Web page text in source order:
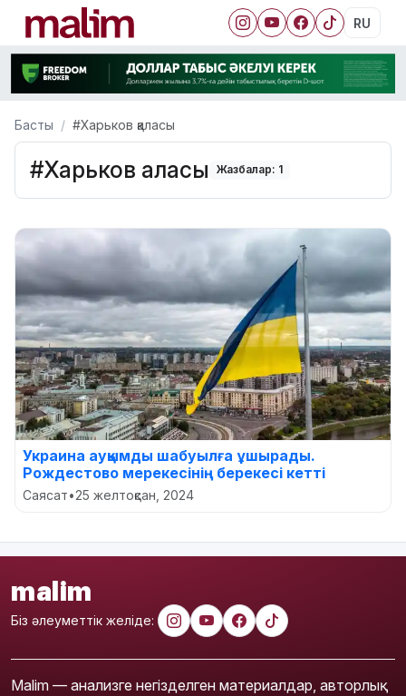
RU
Басты #Харьков қаласы
#Харьков қаласы Жазбалар: 1
Украина ауқымды шабуылға ұшырады.
Рождестово мерекесінің берекесі кетті
Саясат•25 желтоқсан, 2024
malim
Біз әлеуметтік желіде:
Malim — анализге негізделген материалдар, авторлық